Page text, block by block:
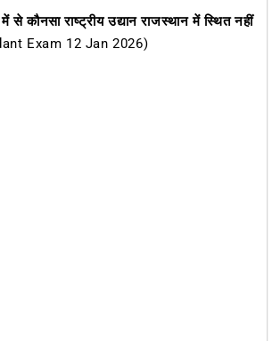
से कौनसा राष्ट्रीय उद्यान राजस्थान में स्थित नहीं
Exam 12 Jan 2026)